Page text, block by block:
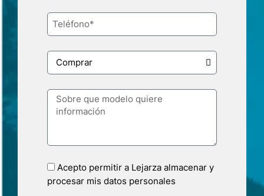
Acepto permitir a Lejarza almacenar y
procesar mis datos personales